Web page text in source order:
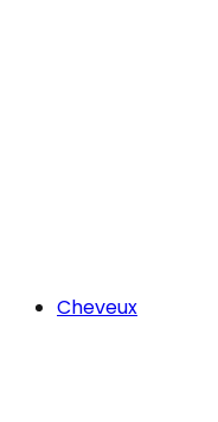
Cheveux